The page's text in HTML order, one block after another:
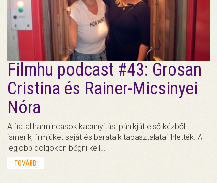
Filmhu podcast #43: Grosan
Cristina és Rainer-Micsinyei
Nóra
A fiatal harmincasok kapunyitási pánikját első kézből
ismerik, filmjüket saját és barátaik tapasztalatai ihlették. A
legjobb dolgokon bőgni kell…
TOVÁBB